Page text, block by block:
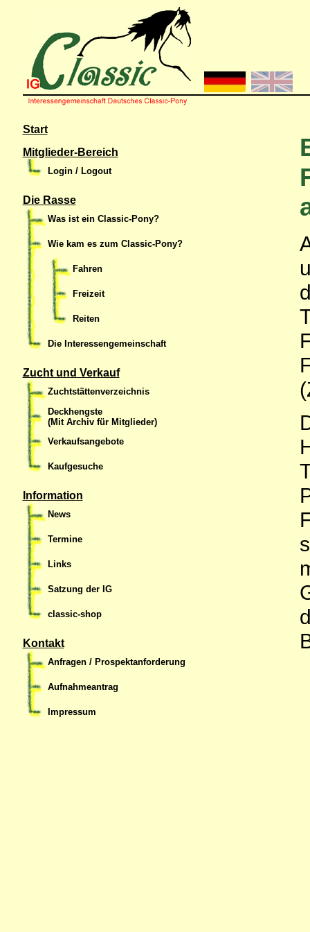
Start
Mitglieder-Bereich
Login / Logout
Die Rasse
Was ist ein Classic-Pony?
Wie kam es zum Classic-Pony?
Fahren
Freizeit
Reiten
Die Interessengemeinschaft
Zucht und Verkauf
Zuchtstättenverzeichnis
Deckhengste
(Mit Archiv für Mitglieder)
Verkaufsangebote
Kaufgesuche
Information
News
Termine
Links
Satzung der IG
classic-shop
Kontakt
Anfragen / Prospektanforderung
Aufnahmeantrag
Impressum